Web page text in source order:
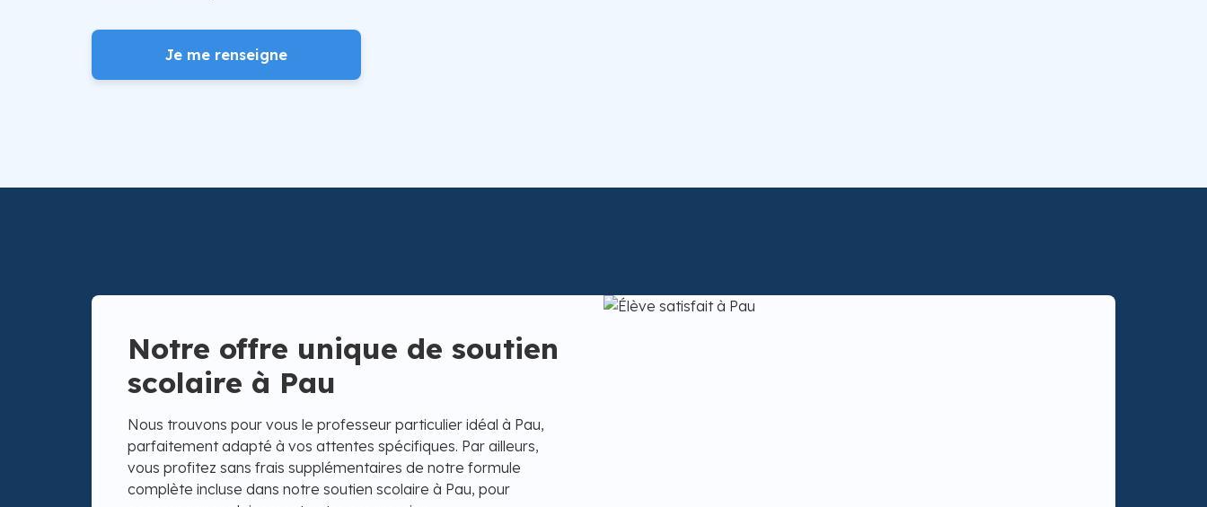
Je me renseigne
Notre offre unique de soutien
scolaire à Pau
Nous trouvons pour vous le professeur particulier idéal à Pau,
parfaitement adapté à vos attentes spécifiques. Par ailleurs,
vous profitez sans frais supplémentaires de notre formule
complète incluse dans notre soutien scolaire à Pau, pour